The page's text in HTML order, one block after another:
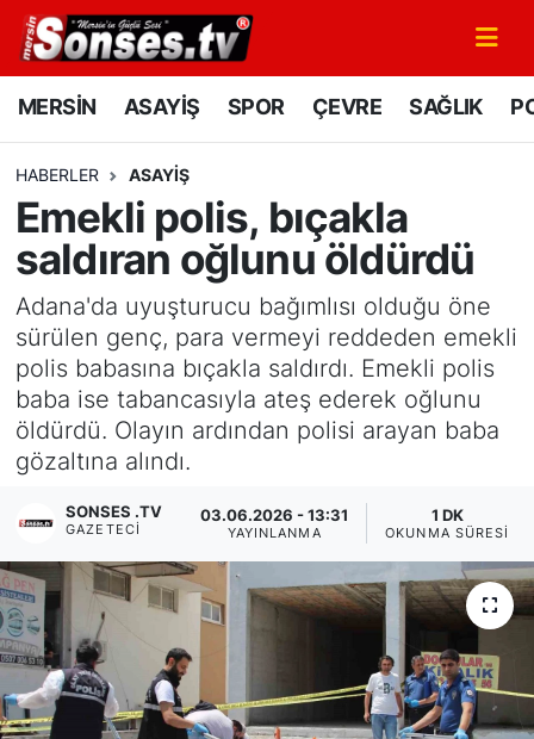
MERSİN ASAYİŞ SPOR ÇEVRE SAĞLIK
HABERLER ASAYİŞ
Emekli polis, bıçakla
saldıran oğlunu öldürdü
Adana'da uyuşturucu bağımlısı olduğu öne
sürülen genç, para vermeyi reddeden emekli
polis babasına bıçakla saldırdı. Emekli polis
baba ise tabancasıyla ateş ederek oğlunu
öldürdü. Olayın ardından polisi arayan baba
gözaltına alındı.
SONSES .TV
GAZETECI
03.06.2026 - 13:31
YAYINLANMA
1 DK
OKUNMA SÜRESI
MERSİN
SPOR
GÜNÜN MANŞETİ
DÜNYA
KÜLTÜR - SANAT
MAGAZİN
SAĞLIK
Siyaset
YEREL HABER
Haberde insan
Mersin Nöbetçi Eczaneler
Mersin Namaz Vakitleri
Mersin Trafik Yoğunluk Haritası
Süper Lig Puan Durumu ve Fikstür
Tüm Manşetler
Son Dakika Haberleri
Haber Arşivi